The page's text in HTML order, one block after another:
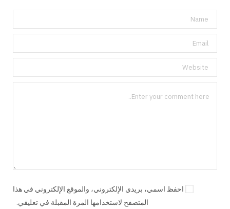
احفظ اسمي، بريدي الإلكتروني، والموقع الإلكتروني في هذا
المتصفح لاستخدامها المرة المقبلة في تعليقي.